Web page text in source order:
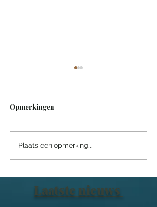
Een sprookjesachtige
nacht in het Efteling
Opmerkingen
Plaats een opmerking...
Laatste nieuws